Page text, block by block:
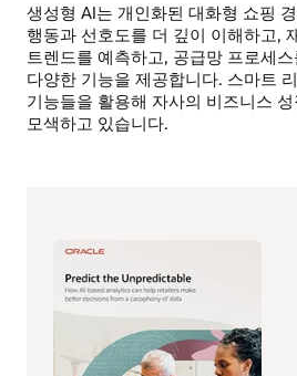
생성형 AI는 개인화된 대화형 쇼핑
행동과 선호도를 더 깊이 이해하고,
트렌드를 예측하고, 공급망 프로세
다양한 기능을 제공합니다. 스마트
기능들을 활용해 자사의 비즈니스
모색하고 있습니다.